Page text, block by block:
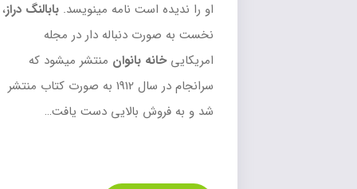
او را ندیده است نامه مینویسد.بابالنگ دراز،
نخست به صورت دنباله دار در مجله
امریکاییخانه بانوانمنتشر میشود که
سرانجام در سال 1912 به صورت کتاب منتشر
شد و به فروش بالایی دست یافت…